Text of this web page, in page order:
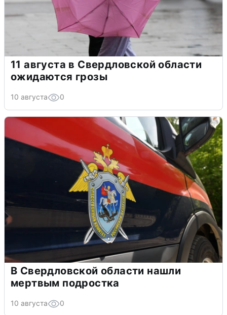
11 августа в Свердловской области
ожидаются грозы
10 августа 0
В Свердловской области нашли
мертвым подростка
10 августа 0